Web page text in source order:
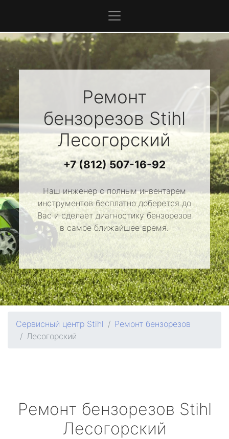
Ремонт
бензорезов Stihl
Лесогорский
+7 (812) 507-16-92
Наш инженер с полным инвентарем
инструментов бесплатно доберется до
Вас и сделает диагностику бензорезов
в самое ближайшее время.
Сервисный центр Stihl
Ремонт бензорезов
Лесогорский
Ремонт бензорезов Stihl
Лесогорский